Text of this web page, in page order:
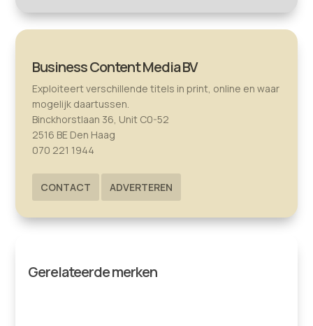
Business Content Media BV
Exploiteert verschillende titels in print, online en waar
mogelijk daartussen.
Binckhorstlaan 36, Unit C0-52
2516 BE Den Haag
070 221 1944
CONTACT ADVERTEREN
Gerelateerde merken